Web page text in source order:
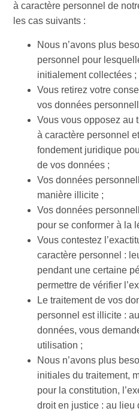
à caractère personnel de
les cas suivants :
Nous n’avons plus
personnel pour
initialement collectées ;
Vous retirez votre
vos données
Vous vous opposez au
à caractère personnel
fondement juridique
de vos données ;
Vos données
manière illicite ;
Vos données
pour se conformer à la
Vous contestez
caractère personnel :
pendant une certaine
permettre de vérifier
Le traitement de vos
personnel est illicite :
données, vous
utilisation ;
Nous n’avons plus
initiales du traitement,
pour la constitution,
droit en justice : au lieu